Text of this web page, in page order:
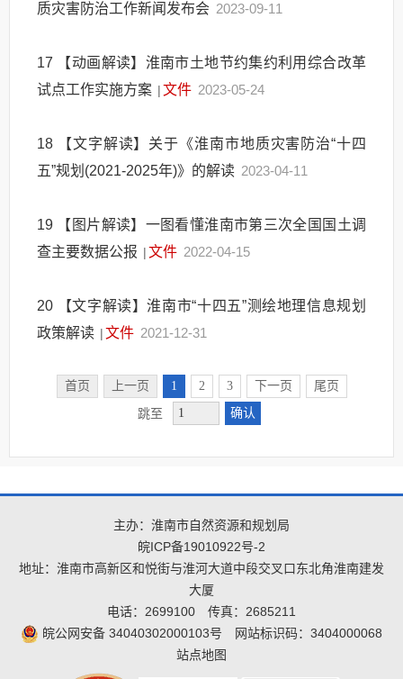
质灾害防治工作新闻发布会 2023-09-11
17
【动画解读】淮南市土地节约集约利用综合改革
试点工作实施方案 |文件 2023-05-24
18
【文字解读】关于《淮南市地质灾害防治“十四
五”规划(2021-2025年)》的解读 2023-04-11
19
【图片解读】一图看懂淮南市第三次全国国土调
查主要数据公报 |文件 2022-04-15
20
【文字解读】淮南市“十四五”测绘地理信息规划
政策解读 |文件 2021-12-31
首页 上一页 1 2 3 下一页 尾页
跳至 确认
主办：淮南市自然资源和规划局
皖ICP备19010922号-2
地址：淮南市高新区和悦街与淮河大道中段交叉口东北角淮南建发
大厦
电话：2699100
传真：2685211
皖公网安备 34040302000103号
网站标识码：3404000068
站点地图